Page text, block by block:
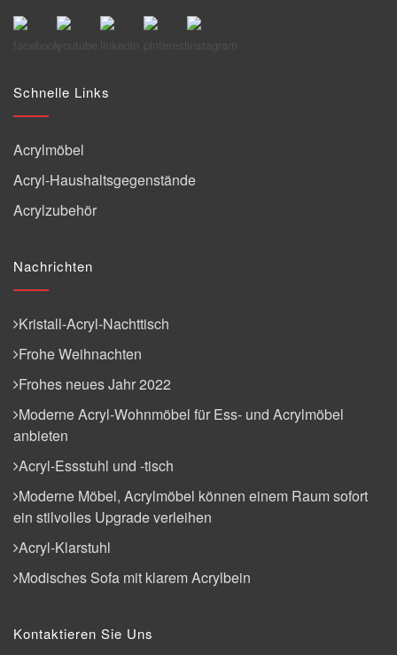
Schnelle Links
Acrylmöbel
Acryl-Haushaltsgegenstände
Acrylzubehör
Nachrichten
Kristall-Acryl-Nachttisch
Frohe Weihnachten
Frohes neues Jahr 2022
Moderne Acryl-Wohnmöbel für Ess- und Acrylmöbel
anbieten
Acryl-Essstuhl und -tisch
Moderne Möbel, Acrylmöbel können einem Raum sofort
ein stilvolles Upgrade verleihen
Acryl-Klarstuhl
Modisches Sofa mit klarem Acrylbein
Kontaktieren Sie Uns